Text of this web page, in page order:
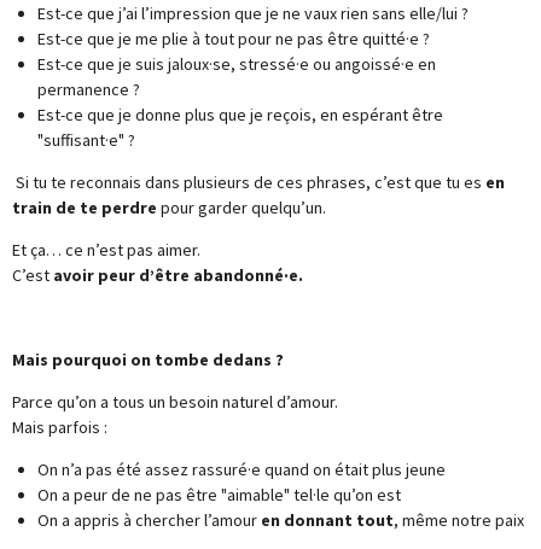
Est-ce que j’ai l’impression que je ne vaux rien sans elle/lui ?
Est-ce que je me plie à tout pour ne pas être quitté·e ?
Est-ce que je suis jaloux·se, stressé·e ou angoissé·e en
permanence ?
Est-ce que je donne plus que je reçois, en espérant être
"suffisant·e" ?
Si tu te reconnais dans plusieurs de ces phrases, c’est que tu es en
train de te perdre pour garder quelqu’un.
Et ça… ce n’est pas aimer.
C’est avoir peur d’être abandonné·e.
Mais pourquoi on tombe dedans ?
Parce qu’on a tous un besoin naturel d’amour.
Mais parfois :
On n’a pas été assez rassuré·e quand on était plus jeune
On a peur de ne pas être "aimable" tel·le qu’on est
On a appris à chercher l’amour en donnant tout, même notre paix